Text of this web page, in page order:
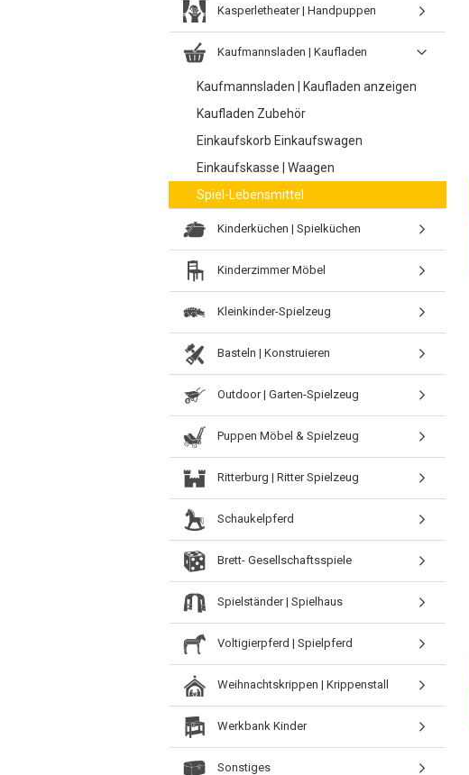
Kasperletheater | Handpuppen
Kaufmannsladen | Kaufladen
Kaufmannsladen | Kaufladen anzeigen
Kaufladen Zubehör
Einkaufskorb Einkaufswagen
Einkaufskasse | Waagen
Spiel-Lebensmittel
Kinderküchen | Spielküchen
Kinderzimmer Möbel
Kleinkinder-Spielzeug
Basteln | Konstruieren
Outdoor | Garten-Spielzeug
Puppen Möbel & Spielzeug
Ritterburg | Ritter Spielzeug
Schaukelpferd
Brett- Gesellschaftsspiele
Spielständer | Spielhaus
Voltigierpferd | Spielpferd
Weihnachtskrippen | Krippenstall
Werkbank Kinder
Sonstiges